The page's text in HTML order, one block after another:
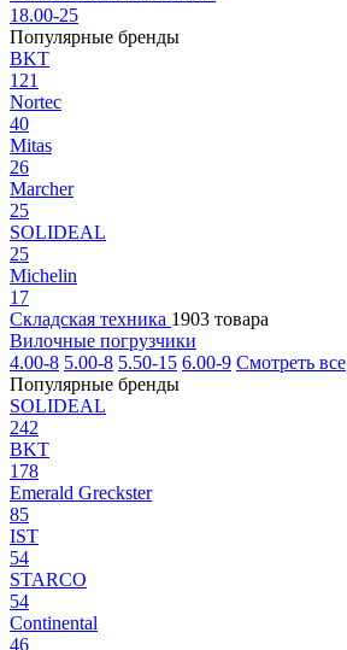
18.00-25
Популярные бренды
BKT
121
Nortec
40
Mitas
26
Marcher
25
SOLIDEAL
25
Michelin
17
Складская техника 1903 товара
Вилочные погрузчики
4.00-8 5.00-8 5.50-15 6.00-9 Смотреть все
Популярные бренды
SOLIDEAL
242
BKT
178
Emerald Greckster
85
IST
54
STARCO
54
Continental
46